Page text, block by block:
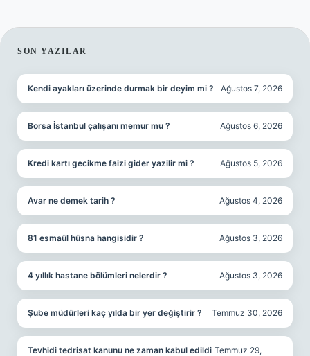
SIDEBAR
SON YAZILAR
Kendi ayakları üzerinde durmak bir deyim mi ? Ağustos 7, 2026
Borsa İstanbul çalışanı memur mu ? Ağustos 6, 2026
Kredi kartı gecikme faizi gider yazilir mi ? Ağustos 5, 2026
Avar ne demek tarih ? Ağustos 4, 2026
81 esmaül hüsna hangisidir ? Ağustos 3, 2026
4 yıllık hastane bölümleri nelerdir ? Ağustos 3, 2026
Şube müdürleri kaç yılda bir yer değiştirir ? Temmuz 30, 2026
Tevhidi tedrisat kanunu ne zaman kabul edildi Temmuz 29,